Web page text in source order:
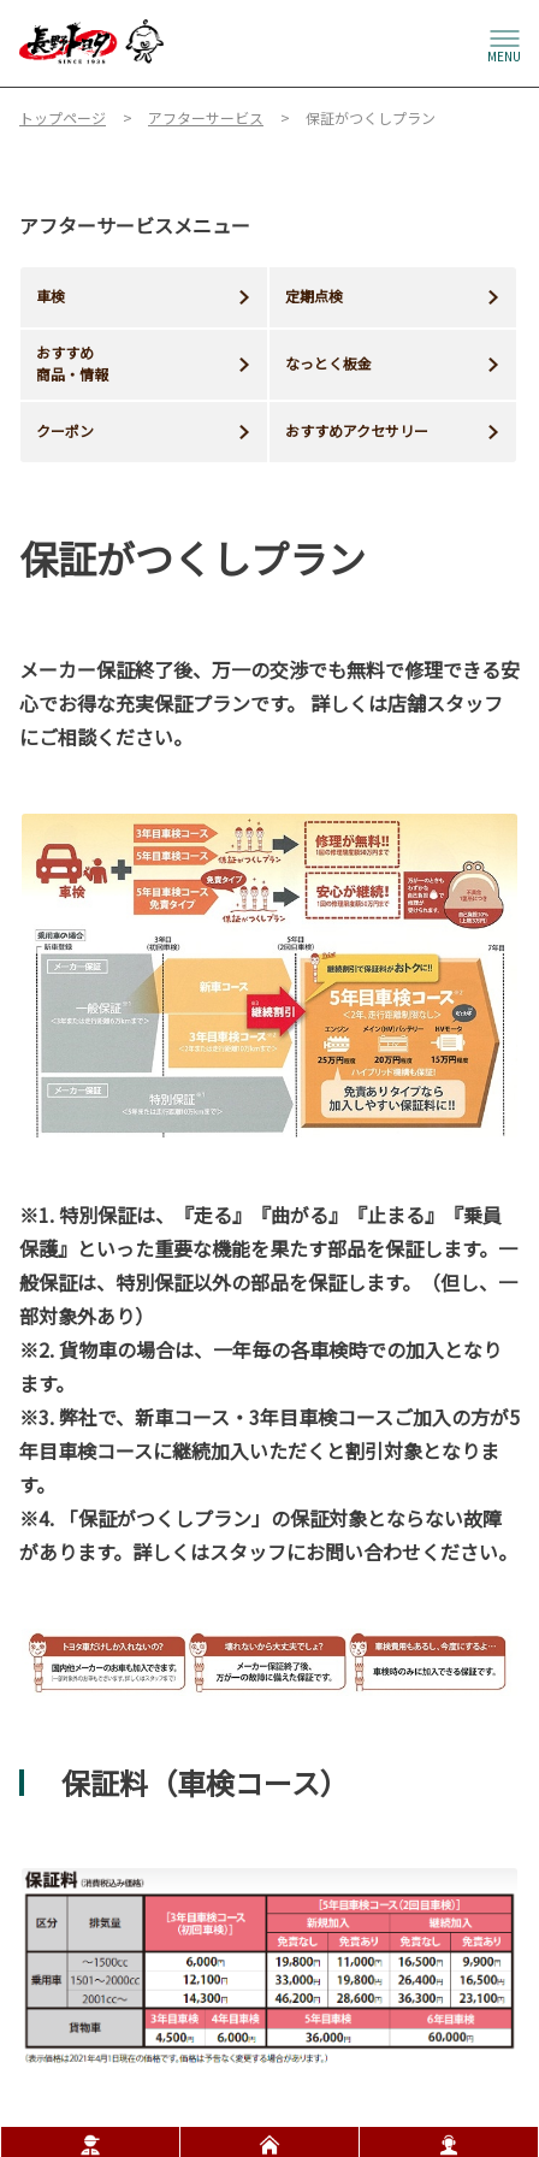
MENU
トップページ アフターサービス 保証がつくしプラン
アフターサービスメニュー
車検 定期点検
おすすめ
商品・情報
なっとく板金
クーポン おすすめアクセサリー
保証がつくしプラン
メーカー保証終了後、万一の交渉でも無料で修理できる安
心でお得な充実保証プランです。 詳しくは店舗スタッフ
にご相談ください。
※1. 特別保証は、『走る』『曲がる』『止まる』『乗員
保護』といった重要な機能を果たす部品を保証します。一
般保証は、特別保証以外の部品を保証します。（但し、一
部対象外あり）
※2. 貨物車の場合は、一年毎の各車検時での加入となり
ます。
※3. 弊社で、新車コース・3年目車検コースご加入の方が5
年目車検コースに継続加入いただくと割引対象となりま
す。
※4. 「保証がつくしプラン」の保証対象とならない故障
があります。詳しくはスタッフにお問い合わせください。
保証料（車検コース）